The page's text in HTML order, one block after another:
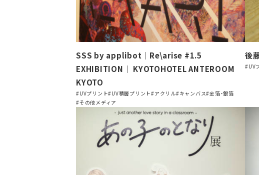
SSS by applibot｜Re\arise #1.5
EXHIBITION｜ KYOTOHOTEL ANTEROOM
KYOTO
#UVプリント#UV積層プリント#アクリル#キャンバス#金箔・銀箔
#その他メディア
後
#UV